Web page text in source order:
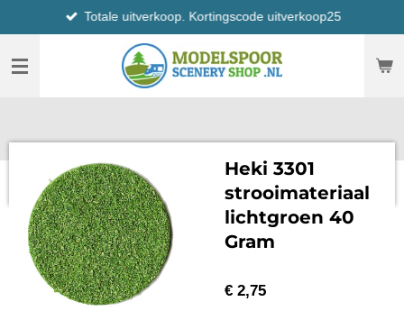
direct
naar
hoofdinhoud
Totale uitverkoop. Kortingscode uitverkoop25
Heki 3301
strooimateriaal
lichtgroen 40
Gram
€ 2,75